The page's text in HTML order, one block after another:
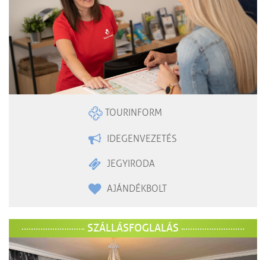
TOURINFORM
IDEGENVEZETÉS
JEGYIRODA
AJÁNDÉKBOLT
SZÁLLÁSFOGLALÁS